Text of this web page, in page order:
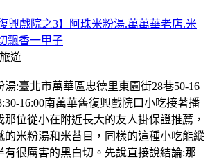
興戲院之3】阿珠米粉湯.萬萬華老店.米
飄香一甲子
遊
:臺北市萬華區忠德里東園街28巷50-16
16:00南萬華舊復興戲院口小吃接著播
位從小在附近長大的友人掛保證推薦，
的米粉湯和米苔目，同樣的這種小吃能縱
有很厲害的黑白切。先說直接說結論:那